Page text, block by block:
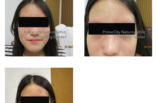
PrimeCity Naturopathic
Healing Center
PrimeCity Naturopathic
Healing Center